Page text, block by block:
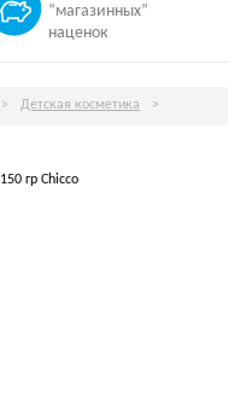
“магазинных”
наценок
> Детская косметика >
гр Chicco